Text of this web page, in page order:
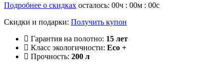
Подробнее о скидках осталось: 00ч : 00м : 00с
Скидки и подарки: Получить купон
Гарантия на полотно: 15 лет
Класс экологичности: Eco +
Прочность: 200 л